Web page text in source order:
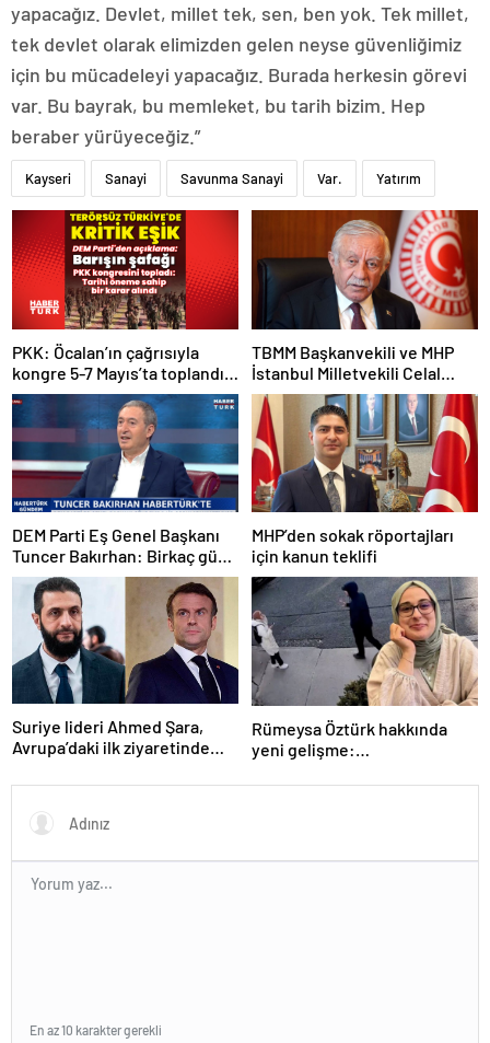
yapacağız. Devlet, millet tek, sen, ben yok. Tek millet,
tek devlet olarak elimizden gelen neyse güvenliğimiz
için bu mücadeleyi yapacağız. Burada herkesin görevi
var. Bu bayrak, bu memleket, bu tarih bizim. Hep
beraber yürüyeceğiz.”
Kayseri Sanayi Savunma Sanayi Var. Yatırım
PKK: Öcalan’ın çağrısıyla
kongre 5-7 Mayıs’ta toplandı!
Tarihi bir karar alındı!
TBMM Başkanvekili ve MHP
İstanbul Milletvekili Celal
Adan: Kan ve kin devri
kapanmıştır
DEM Parti Eş Genel Başkanı
Tuncer Bakırhan: Birkaç gün
içerisinde kongre kararları
açıklanacak
MHP’den sokak röportajları
için kanun teklifi
Suriye lideri Ahmed Şara,
Avrupa’daki ilk ziyaretinde
Rümeysa Öztürk hakkında
yeni gelişme:
geciktirilmemesini istedi
En az 10 karakter gerekli